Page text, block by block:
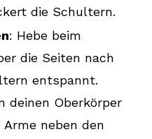
die Schultern.
: Hebe beim
die Seiten nach
entspannt.
deinen Oberkörper
Arme neben den